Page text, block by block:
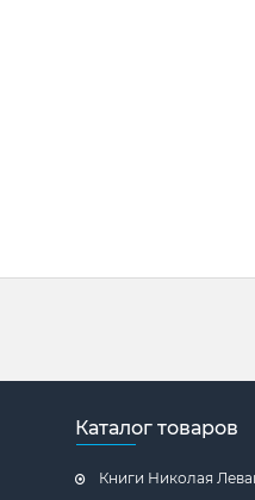
Каталог товаров
Книги Николая